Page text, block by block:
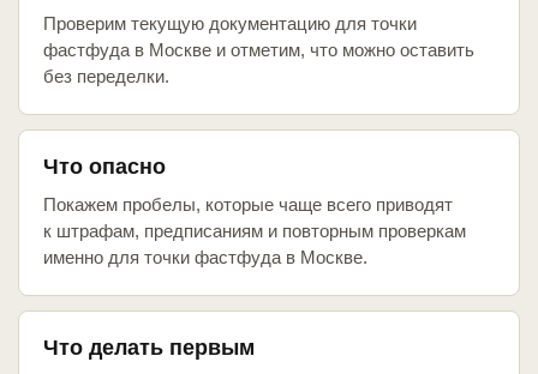
Проверим текущую документацию для точки
фастфуда в Москве и отметим, что можно оставить
без переделки.
Что опасно
Покажем пробелы, которые чаще всего приводят
к штрафам, предписаниям и повторным проверкам
именно для точки фастфуда в Москве.
Что делать первым